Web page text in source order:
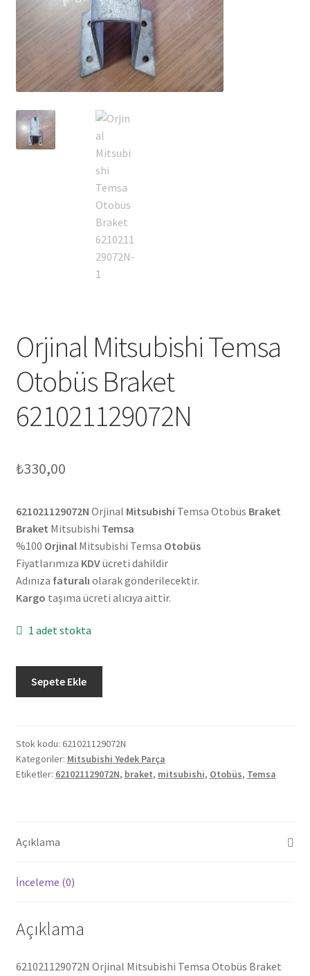
Orjinal Mitsubishi Temsa
Otobüs Braket
621021129072N
₺330,00
621021129072N Orjinal Mitsubishi Temsa Otobüs Braket
Braket Mitsubishi Temsa
%100 OrjinalMitsubishi Temsa Otobüs
Fiyatlarımıza KDVücreti dahildir
Adınıza faturalı olarak gönderilecektir.
Kargo taşıma ücreti alıcıya aittir.
1 adet stokta
Mitsubishi
Braket
621021129072N
adet
Sepete Ekle
Stok kodu: 621021129072N
Kategoriler: Mitsubishi Yedek Parça
Etiketler: 621021129072N, braket, mitsubishi, Otobüs, Temsa
Açıklama
İnceleme (0)
Açıklama
621021129072N Orjinal Mitsubishi Temsa Otobüs Braket